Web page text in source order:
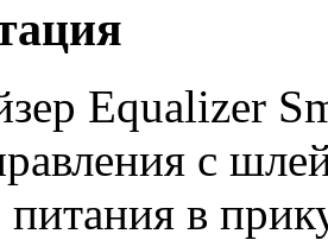
Equalizer
c
в